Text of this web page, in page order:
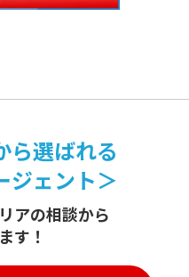
ら選ばれる
ジェント＞
アの相談から
す！